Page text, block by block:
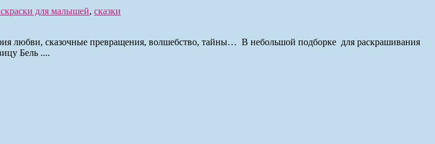
для малышей, сказки
любви, сказочные превращения, волшебство, тайны… В небольшой подборке для раскрашивания
Бель ....